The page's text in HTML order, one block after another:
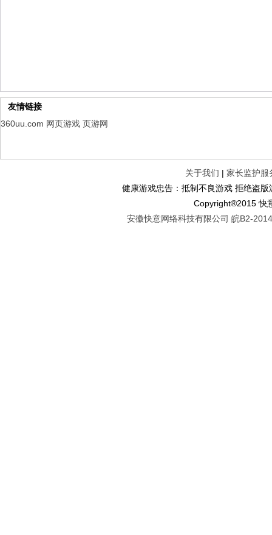
权力的游戏
新服新服 今日 9:00
友情链接
360uu.com 网页游戏 页游网
关于我们 | 家长监护服
健康游戏忠告：抵制不良游戏 拒绝盗
Copyright®2015 快
安徽快意网络科技有限公司 皖B2-